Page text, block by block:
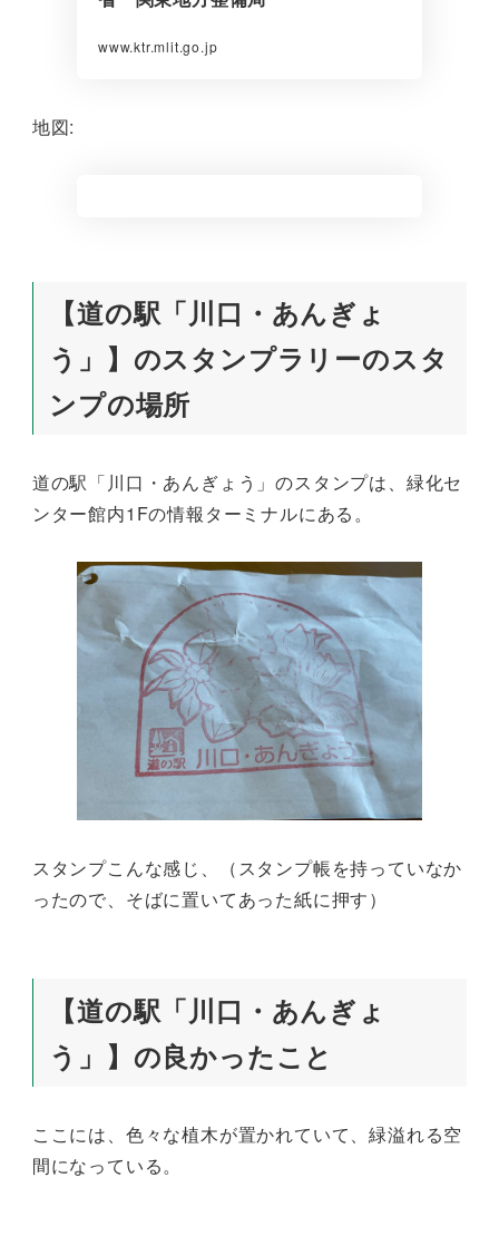
www.ktr.mlit.go.jp
地図:
【道の駅「川口・あんぎょ
う」】のスタンプラリーのスタ
ンプの場所
道の駅「川口・あんぎょう」のスタンプは、緑化セ
ンター館内1Fの情報ターミナルにある。
スタンプこんな感じ、（スタンプ帳を持っていなか
ったので、そばに置いてあった紙に押す）
【道の駅「川口・あんぎょ
う」】の良かったこと
ここには、色々な植木が置かれていて、緑溢れる空
間になっている。